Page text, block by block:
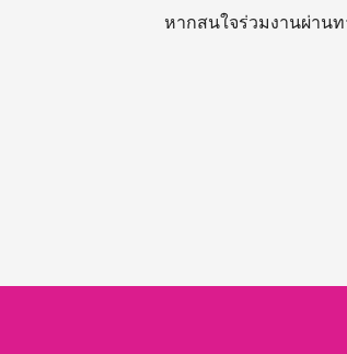
หากสนใจร่วมงานผ่านท